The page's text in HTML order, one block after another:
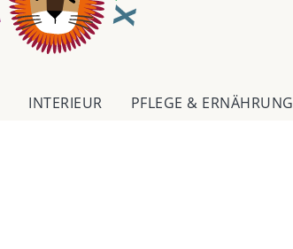
IN­TE­RI­EUR PFLEGE & ERNÄHRUNG